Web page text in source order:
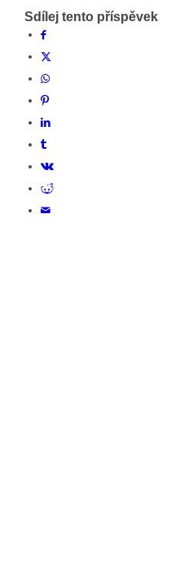
Sdílej tento příspěvek